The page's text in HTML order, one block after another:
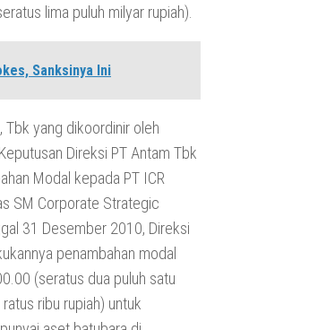
lima puluh milyar rupiah).
Sanksinya Ini
Tbk yang dikoordinir oleh
Direksi PT Antam Tbk
Modal kepada PT ICR
SM Corporate Strategic
31 Desember 2010, Direksi
penambahan modal
(seratus dua puluh satu
ribu rupiah) untuk